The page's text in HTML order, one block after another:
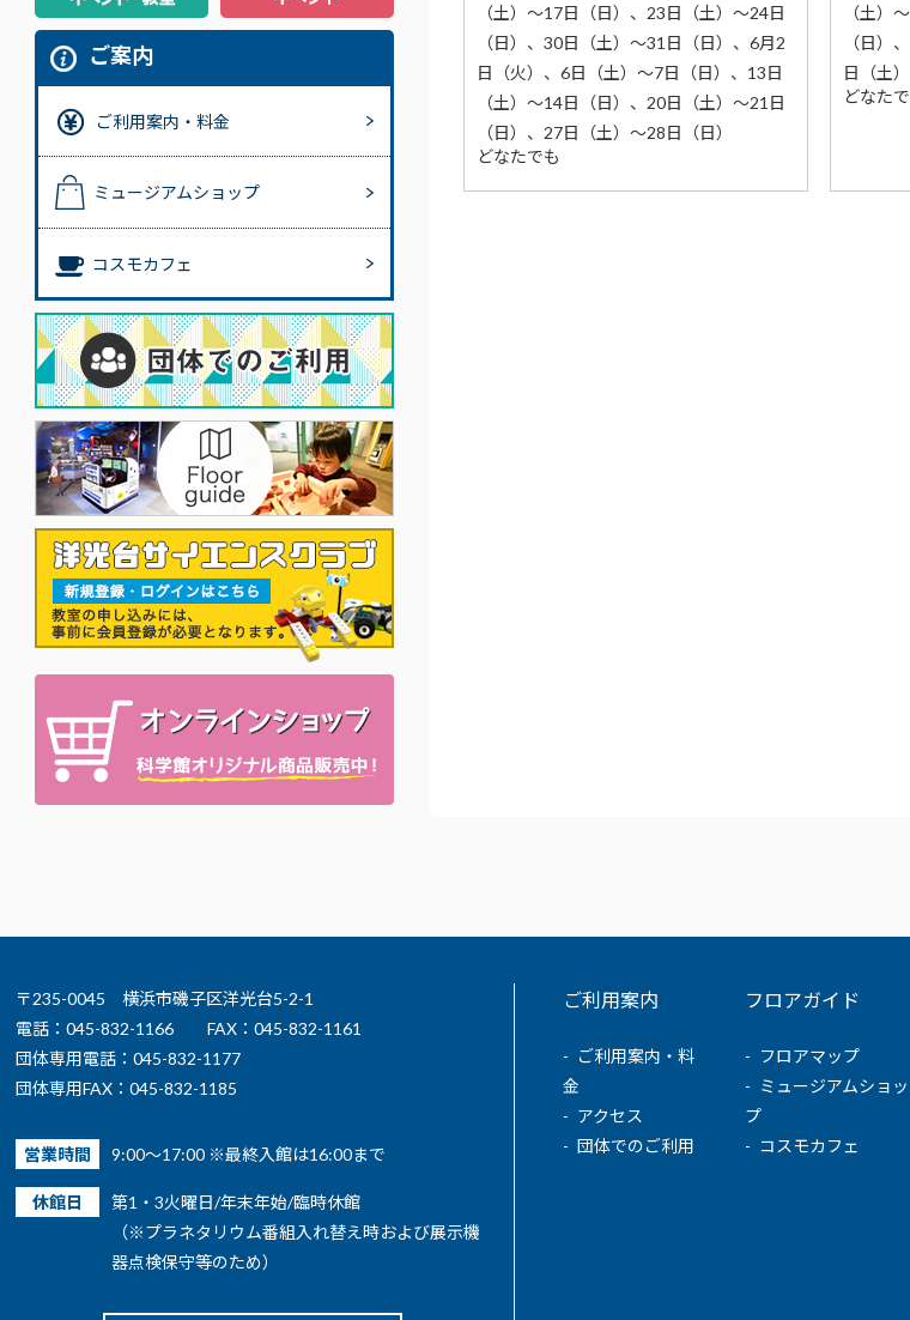
ご案内
ご利用案内・料金
ミュージアムショップ
コスモカフェ
（土）～17日（日）、23日（土）～24日
（日）、30日（土）～31日（日）、6月2
日（火）、6日（土）～7日（日）、13日
（土）～14日（日）、20日（土）～21日
（日）、27日（土）～28日（日）
どなたでも
（土）
（日）
日（土
どなた
〒235-0045 横浜市磯子区洋光台5-2-1
電話：045-832-1166
FAX：045-832-1161
団体専用電話：045-832-1177
団体専用FAX：045-832-1185
営業時間 9:00～17:00 ※最終入館は16:00まで
休館日
第1・3火曜日/年末年始/臨時休館
（※プラネタリウム番組入れ替え時および展示機
器点検保守等のため）
ご利用案内
ご利用案内・料
金
アクセス
団体でのご利用
フロアガイド
フロアマップ
ミュージアムショッ
プ
コスモカフェ